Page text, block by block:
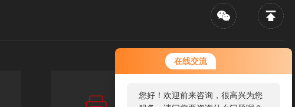
在线交流
您好！欢迎前来咨询，很高兴为您
传真：FAX